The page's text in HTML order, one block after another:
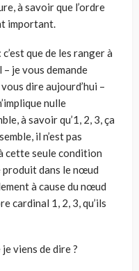
à savoir que l’ordre
important.
que de les ranger à
je vous demande
dire aujourd’hui –
nulle
à savoir qu’1, 2, 3, ça
il n’est pas
cette seule condition
produit dans le nœud
à cause du nœud
cardinal 1, 2, 3, qu’ils
viens de dire ?